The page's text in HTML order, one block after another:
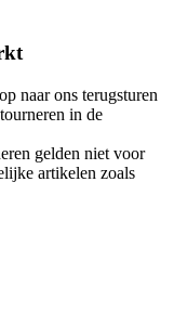
naar ons terugsturen
in de
gelden niet voor
artikelen zoals